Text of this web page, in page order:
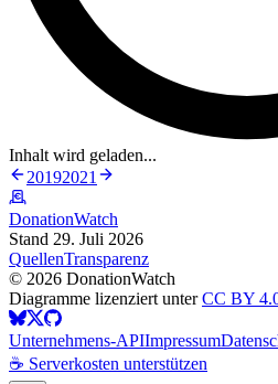
Inhalt wird geladen...
20192021
DonationWatch
Stand 29. Juli 2026
QuellenTransparenz
© 2026 DonationWatch
Diagramme lizenziert unterCC BY
Unternehmens-APIImpressum
☕ Serverkosten unterstützen